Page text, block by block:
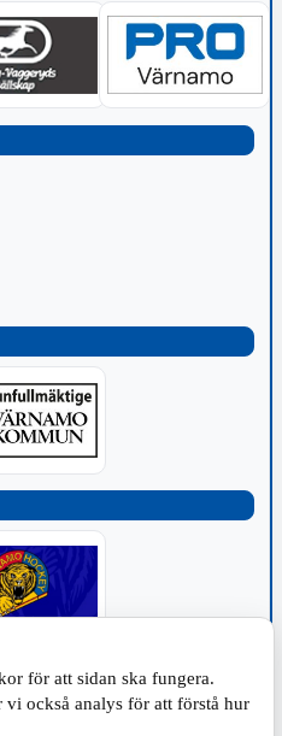
för att sidan ska fungera.
också analys för att förstå hur